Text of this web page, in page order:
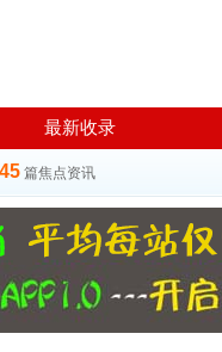
最新收录
篇焦点资讯